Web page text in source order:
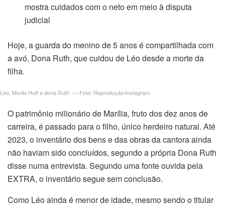
mostra cuidados com o neto em meio à disputa
judicial
Hoje, a guarda do menino de 5 anos é compartilhada com
a avó, Dona Ruth, que cuidou de Léo desde a morte da
filha.
Leo, Murilo Huff e dona Ruth. — Foto: Reprodução/Instagram
O patrimônio milionário de Marília, fruto dos dez anos de
carreira, é passado para o filho, único herdeiro natural. Até
2023, o inventário dos bens e das obras da cantora ainda
não haviam sido concluídos, segundo a própria Dona Ruth
disse numa entrevista. Segundo uma fonte ouvida pela
EXTRA, o inventário segue sem conclusão.
Como Léo ainda é menor de idade, mesmo sendo o titular